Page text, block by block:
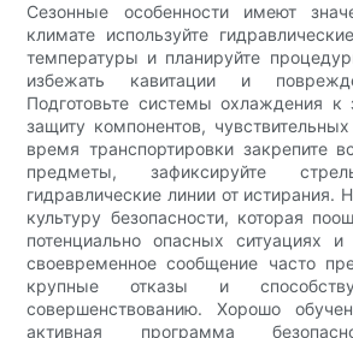
Сезонные особенности имеют
климате используйте
температуры и планируйте
избежать кавитации и
Подготовьте системы охлаждения к
защиту компонентов,
время транспортировки закрепите
предметы, зафиксируйте
гидравлические линии от истирания.
культуру безопасности, которая
потенциально опасных ситуациях
своевременное сообщение часто
крупные отказы и
совершенствованию. Хорошо
активная программа